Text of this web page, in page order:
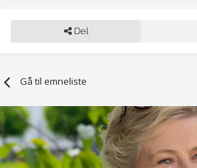
Del
Gå til emneliste